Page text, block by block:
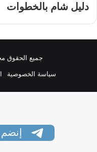
دليل شام بالخطوات
جميع الحقوق
سياسة الخصوصية